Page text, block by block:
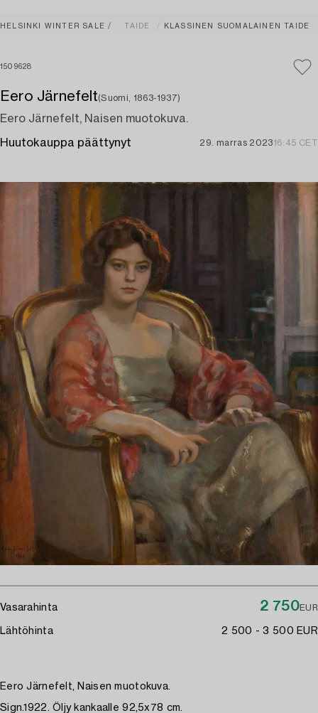
HELSINKI WINTER SALE TAIDE KLASSINEN SUOMALAINEN TAIDE
1509628
Eero Järnefelt(Suomi, 1863-1937)
Eero Järnefelt, Naisen muotokuva.
Huutokauppa päättynyt 29. marras 202316:45 CET
Vasarahinta 2 750EUR
Lähtöhinta 2 500 - 3 500 EUR
Eero Järnefelt, Naisen muotokuva.
Sign.1922. Öljy kankaalle 92,5x78 cm.